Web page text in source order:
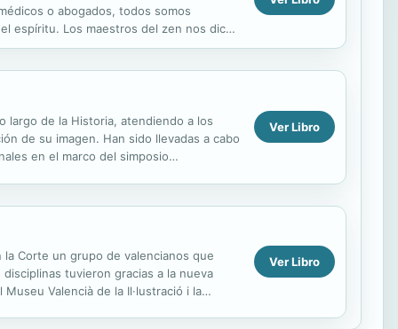
o abogados, todos somos
espíritu. Los maestros del zen nos dicen
se...
largo de la Historia, atendiendo a los
de su imagen. Han sido llevadas a cabo
en el marco del simposio
Ver Libro
la Corte un grupo de valencianos que
tuvieron gracias a la nueva
Valencià de la Il·lustració i la
Ver Libro